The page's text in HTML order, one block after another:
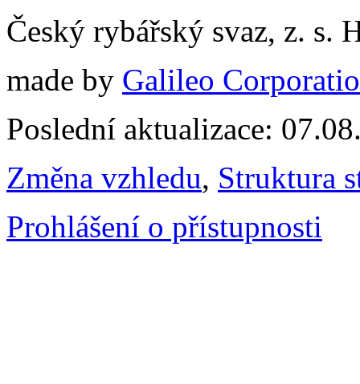
Český rybářský svaz, z. s.
made by Galileo
Poslední aktualizace:
Změna vzhledu, Struktura
Prohlášení o přístupnosti